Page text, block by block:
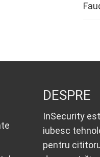
DESPRE
InSecurity
iubesc
pentru